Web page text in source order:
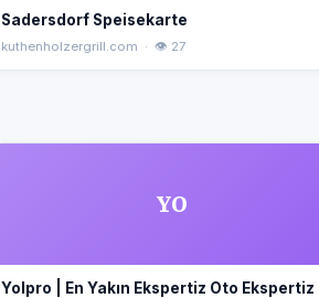
Sadersdorf Speisekarte
kuthenholzergrill.com · 👁 27
YO
Yolpro | En Yakın Ekspertiz Oto Ekspertiz